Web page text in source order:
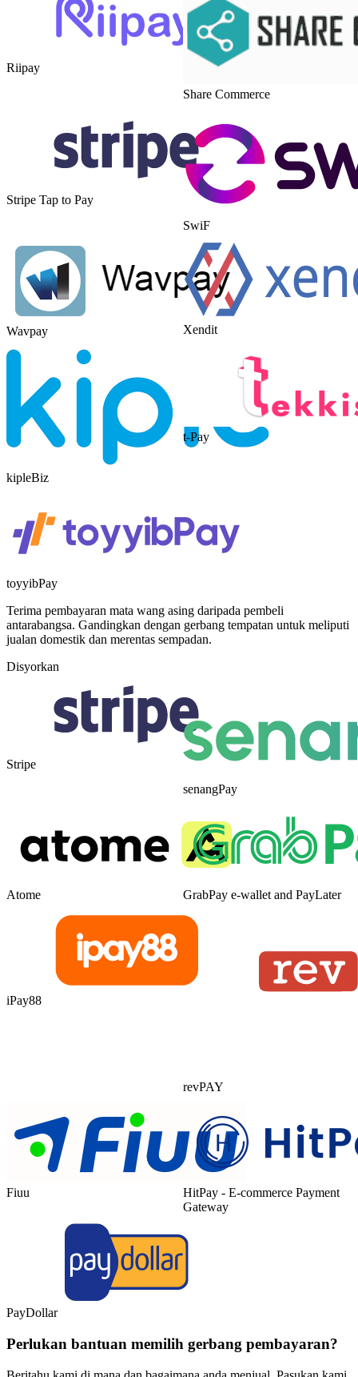
Riipay
Share Commerce
Stripe Tap to Pay
SwiF
Wavpay Xendit
kipleBiz
t-Pay
toyyibPay
Terima pembayaran mata wang asing daripada pembeli
antarabangsa. Gandingkan dengan gerbang tempatan untuk meliputi
jualan domestik dan merentas sempadan.
Disyorkan
Stripe
senangPay
Atome GrabPay e-wallet and PayLater
iPay88
revPAY
Fiuu
HitPay - E-commerce Payment
Gateway
PayDollar
Perlukan bantuan memilih gerbang pembayaran?